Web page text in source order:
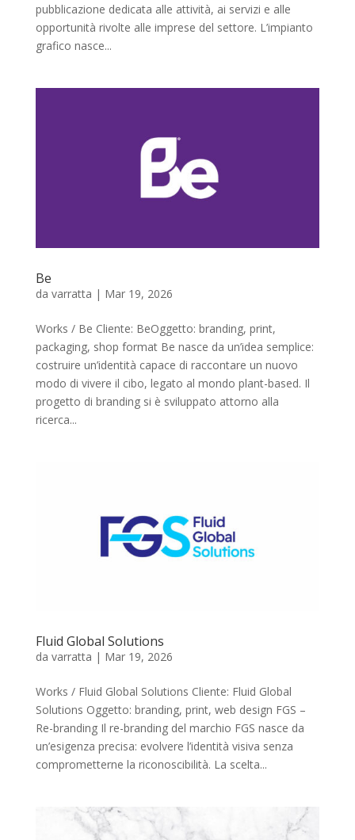
pubblicazione dedicata alle attività, ai servizi e alle
opportunità rivolte alle imprese del settore. L’impianto
grafico nasce...
Be
da varratta | Mar 19, 2026
Works / Be Cliente: BeOggetto: branding, print,
packaging, shop format Be nasce da un’idea semplice:
costruire un’identità capace di raccontare un nuovo
modo di vivere il cibo, legato al mondo plant-based. Il
progetto di branding si è sviluppato attorno alla
ricerca...
Fluid Global Solutions
da varratta | Mar 19, 2026
Works / Fluid Global Solutions Cliente: Fluid Global
Solutions Oggetto: branding, print, web design FGS –
Re-branding Il re-branding del marchio FGS nasce da
un’esigenza precisa: evolvere l’identità visiva senza
comprometterne la riconoscibilità. La scelta...